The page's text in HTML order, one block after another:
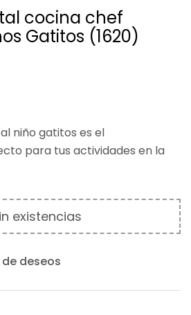
$338.44
$338.44
cocina chef
Gatitos (1620)
niño gatitos es el
para tus actividades en la
existencias
deseos